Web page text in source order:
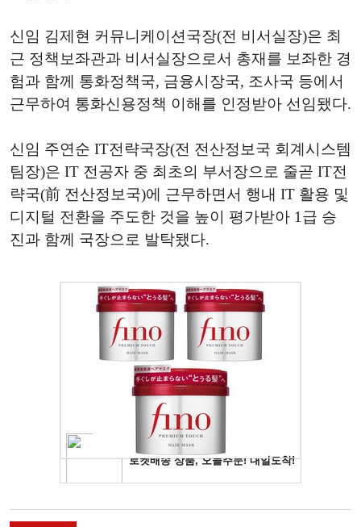
신임 김제현 커뮤니케이션국장(전 비서실장)은 최
근 정책보좌관과 비서실장으로서 총재를 보좌한 경
험과 함께 통화정책국, 금융시장국, 조사국 등에서
근무하여 통화신용정책 이해를 인정받아 선임됐다.
신임 주연순 IT전략국장(전 전산정보국 회계시스템
팀장)은 IT 전공자 중 최초의 부서장으로 줄곧 IT전
략국(前 전산정보국)에 근무하면서 행내 IT 활용 및
디지털 전환을 주도한 것을 높이 평가받아 1급 승
진과 함께 국장으로 발탁됐다.